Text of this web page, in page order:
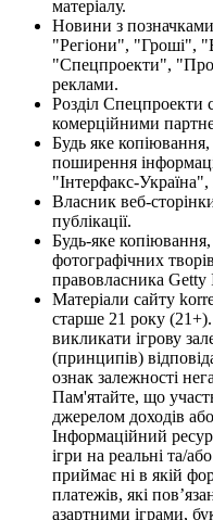
матеріалу.
Новини з
"Регіони", "Гроші",
"Спецпроекти",
реклами.
Розділ Спецпроекти
комерційними
Будь яке
поширення
"Інтерфакс-
Власник веб-
публікації.
Будь-яке
фотографічних
правовласника Getty
Матеріали сайту
старше 21 року
викликати ігрову
(принципів)
ознак залежності
Пам'ятайте, що
джерелом доходів
Інформаційний
ігри на реальні та/
приймає ні в якій
платежів, які
азартними іграми,